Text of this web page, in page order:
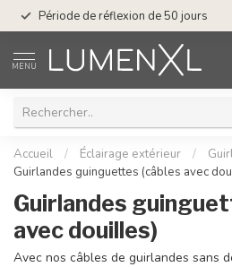
Période de réflexion de 50 jours
MENU
Accueil / Éclairage extérieur /
Guirlandes guinguettes (câbles avec
Guirlandes
avec douilles)
Avec nos câbles de guirlandes sans